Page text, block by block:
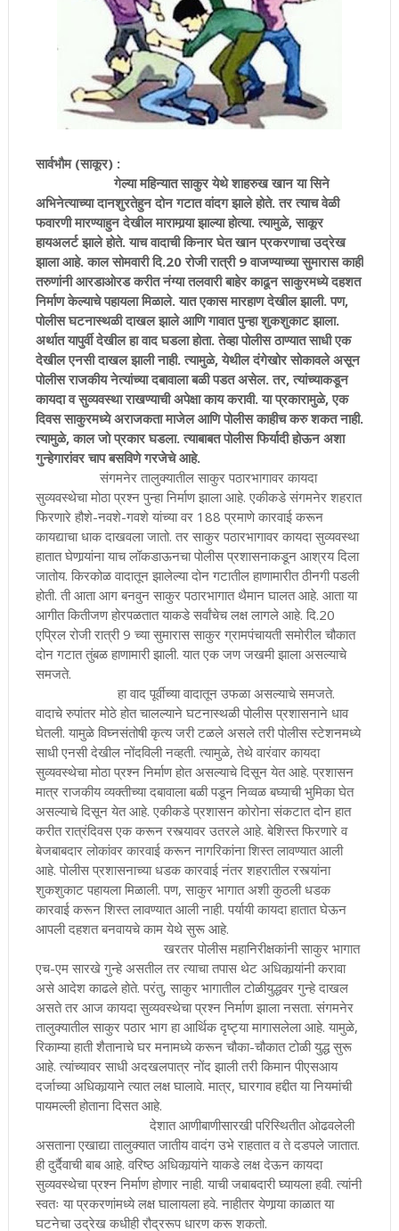
सार्वभौम (साकूर) :
गेल्या महिन्यात साकुर येथे शाहरुख खान या सिने
अभिनेत्याच्या दानशुरतेहुन दोन गटात वांदग झाले होते. तर त्याच वेळी
फवारणी मारण्याहुन देखील मारामार्‍या झाल्या होत्या. त्यामुळे, साकूर
हायअलर्ट झाले होते. याच वादाची किनार घेत खान प्रकरणाचा उद्रेख
झाला आहे. काल सोमवारी दि.20 रोजी रात्री 9 वाजण्याच्या सुमारास काही
तरुणांनी आरडाओरड करीत नंग्या तलवारी बाहेर काढून साकुरमध्ये दहशत
निर्माण केल्याचे पहायला मिळाले. यात एकास मारहाण देखील झाली. पण,
पोलीस घटनास्थळी दाखल झाले आणि गावात पुन्हा शुकशुकाट झाला.
अर्थात यापुर्वी देखील हा वाद घडला होता. तेव्हा पोलीस ठाण्यात साधी एक
देखील एनसी दाखल झाली नाही. त्यामुळे, येथील दंगेखोर सोकावले असून
पोलीस राजकीय नेत्यांच्या दबावाला बळी पडत असेल. तर, त्यांच्याकडून
कायदा व सुव्यवस्था राखण्याची अपेक्षा काय करावी. या प्रकारामुळे, एक
दिवस साकुरमध्ये अराजकता माजेल आणि पोलीस काहीच करु शकत नाही.
त्यामुळे, काल जो प्रकार घडला. त्याबाबत पोलीस फिर्यादी होऊन अशा
गुन्हेगारांवर चाप बसविणे गरजेचे आहे.
संगमनेर तालुक्यातील साकुर पठारभागावर कायदा
सुव्यवस्थेचा मोठा प्रश्न पुन्हा निर्माण झाला आहे. एकीकडे संगमनेर शहरात
फिरणारे हौशे-नवशे-गवशे यांच्या वर 188 प्रमाणे कारवाई करून
कायद्याचा धाक दाखवला जातो. तर साकुर पठारभागावर कायदा सुव्यवस्था
हातात घेणार्‍यांना याच लॉकडाऊनचा पोलीस प्रशासनाकडून आश्रय दिला
जातोय. किरकोळ वादातून झालेल्या दोन गटातील हाणामारीत ठीनगी पडली
होती. ती आता आग बनवुन साकुर पठारभागात थैमान घालत आहे. आता या
आगीत कितीजण होरपळतात याकडे सर्वांचेच लक्ष लागले आहे. दि.20
एप्रिल रोजी रात्री 9 च्या सुमारास साकुर ग्रामपंचायती समोरील चौकात
दोन गटात तुंबळ हाणामारी झाली. यात एक जण जखमी झाला असल्याचे
समजते.
हा वाद पूर्वीच्या वादातून उफळा असल्याचे समजते.
वादाचे रुपांतर मोठे होत चालल्याने घटनास्थळी पोलीस प्रशासनाने धाव
घेतली. यामुळे विघ्नसंतोषी कृत्य जरी टळले असले तरी पोलीस स्टेशनमध्ये
साधी एनसी देखील नोंदविली नव्हती. त्यामुळे, तेथे वारंवार कायदा
सुव्यवस्थेचा मोठा प्रश्न निर्माण होत असल्याचे दिसून येत आहे. प्रशासन
मात्र राजकीय व्यक्तीच्या दबावाला बळी पडून निव्वळ बघ्याची भुमिका घेत
असल्याचे दिसून येत आहे. एकीकडे प्रशासन कोरोना संकटात दोन हात
करीत रात्रंदिवस एक करून रस्त्यावर उतरले आहे. बेशिस्त फिरणारे व
बेजबाबदार लोकांवर कारवाई करून नागरिकांना शिस्त लावण्यात आली
आहे. पोलीस प्रशासनाच्या धडक कारवाई नंतर शहरातील रस्त्यांना
शुकशुकाट पहायला मिळाली. पण, साकुर भागात अशी कुठली धडक
कारवाई करून शिस्त लावण्यात आली नाही. पर्यायी कायदा हातात घेऊन
आपली दहशत बनवायचे काम येथे सुरू आहे.
खरतर पोलीस महानिरीक्षकांनी साकुर भागात
एच-एम सारखे गुन्हे असतील तर त्याचा तपास थेट अधिकार्‍यांनी करावा
असे आदेश काढले होते. परंतु, साकुर भागातील टोळीयुद्धवर गुन्हे दाखल
असते तर आज कायदा सुव्यवस्थेचा प्रश्न निर्माण झाला नसता. संगमनेर
तालुक्यातील साकुर पठार भाग हा आर्थिक दृष्ट्या मागासलेला आहे. यामुळे,
रिकाम्या हाती शैतानाचे घर मनामध्ये करून चौका-चौकात टोळी युद्ध सुरू
आहे. त्यांच्यावर साधी अदखलपात्र नोंद झाली तरी किमान पीएसआय
दर्जाच्या अधिकार्‍याने त्यात लक्ष घालावे. मात्र, घारगाव हद्दीत या नियमांची
पायमल्ली होताना दिसत आहे.
देशात आणीबाणीसारखी परिस्थितीत ओढवलेली
असताना एखाद्या तालुक्यात जातीय वादंग उभे राहतात व ते दडपले जातात.
ही दुर्दैवाची बाब आहे. वरिष्ठ अधिकार्‍यांने याकडे लक्ष देऊन कायदा
सुव्यवस्थेचा प्रश्न निर्माण होणार नाही. याची जबाबदारी घ्यायला हवी. त्यांनी
स्वतः या प्रकरणांमध्ये लक्ष घालायला हवे. नाहीतर येणार्‍या काळात या
घटनेचा उद्रेख कधीही रौद्ररूप धारण करू शकतो.